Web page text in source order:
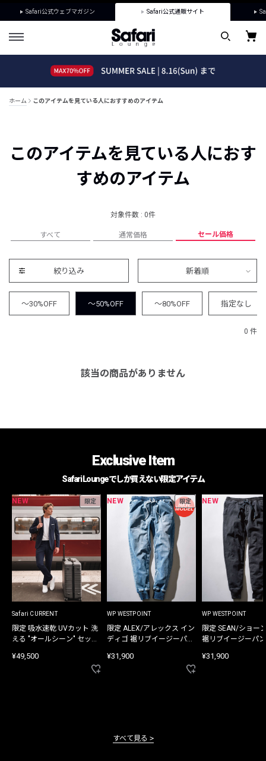
Safari公式ウェブマガジン Safari公式通販サイト
ホーム このアイテムを見ている人におすすめのアイテム
このアイテムを見ている人におす
すめのアイテム
対象件数 : 0件
すべて 通常価格 セール価格
絞り込み 新着順
～30%OFF ～50%OFF ～80%OFF 指定なし
0 件
該当の商品がありません
Exclusive Item
Safari Loungeでしか買えない限定アイテム
NEW 限定
Safari CURRENT
限定 吸水速乾 UVカット 洗
える "オールシーン" セット
¥49,500
NEW 限定
WP WESTPOINT
限定 ALEX/アレックス イン
ディゴ 裾リブイージーパン
¥31,900
NEW
WP WESTPOINT
限定 SEAN/ショー
裾リブイージーパ
¥31,900
すべて見る